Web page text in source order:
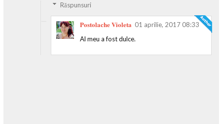
Răspunsuri
Postolache Violeta 01 aprilie, 2017 08:33
Al meu a fost dulce.